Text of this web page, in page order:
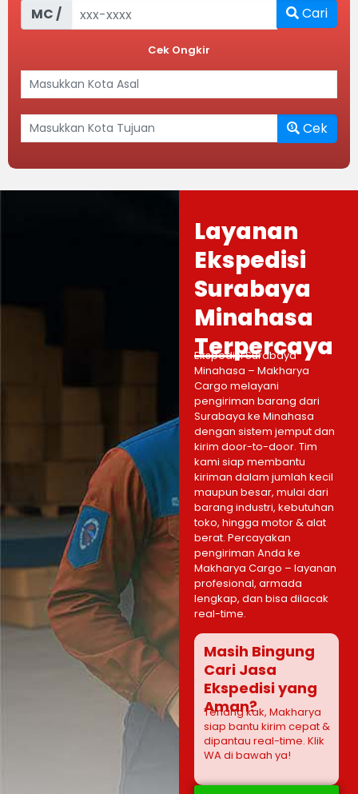
MC / Cari
Cek Ongkir
Cek
Layanan
Ekspedisi
Surabaya
Minahasa
Terpercaya
Ekspedisi Surabaya
Minahasa – Makharya
Cargo melayani
pengiriman barang dari
Surabaya ke Minahasa
dengan sistem jemput dan
kirim door-to-door. Tim
kami siap membantu
kiriman dalam jumlah kecil
maupun besar, mulai dari
barang industri, kebutuhan
toko, hingga motor & alat
berat. Percayakan
pengiriman Anda ke
Makharya Cargo – layanan
profesional, armada
lengkap, dan bisa dilacak
real-time.
Masih Bingung
Cari Jasa
Ekspedisi yang
Aman?
Tenang kak, Makharya
siap bantu kirim cepat &
dipantau real-time. Klik
WA di bawah ya!